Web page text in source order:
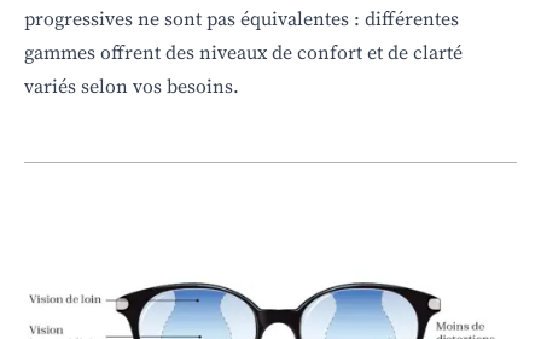
progressives ne sont pas équivalentes : différentes
gammes offrent des niveaux de confort et de clarté
variés selon vos besoins.